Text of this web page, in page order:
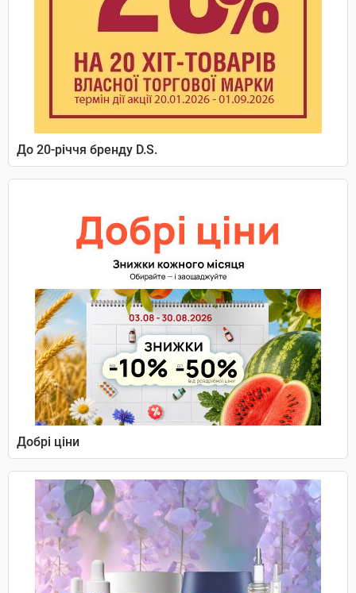
До 20-річчя бренду D.S.
Добрі ціни